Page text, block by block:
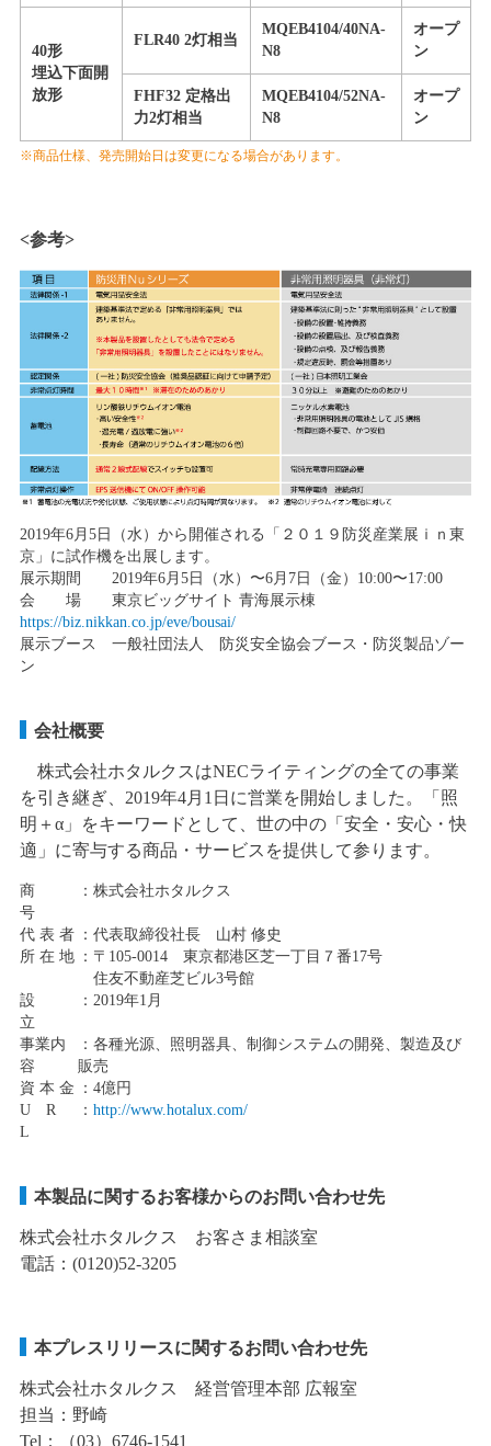
40形
埋込下面開
放形
FLR40 2灯相当
MQEB4104/40NA-
N8
オープ
ン
FHF32 定格出
力2灯相当
MQEB4104/52NA-
N8
オープ
ン
※商品仕様、発売開始日は変更になる場合があります。
<参考>
2019年6月5日（水）から開催される「２０１９防災産業展ｉｎ東
京」に試作機を出展します。
展示期間 2019年6月5日（水）〜6月7日（金）10:00〜17:00
会 場 東京ビッグサイト 青海展示棟
https://biz.nikkan.co.jp/eve/bousai/
展示ブース 一般社団法人 防災安全協会ブース・防災製品ゾー
ン
会社概要
株式会社ホタルクスはNECライティングの全ての事業
を引き継ぎ、2019年4月1日に営業を開始しました。「照
明＋α」をキーワードとして、世の中の「安全・安心・快
適」に寄与する商品・サービスを提供して参ります。
商
号
：株式会社ホタルクス
代 表 者
：代表取締役社長 山村 修史
所 在 地
：〒105-0014 東京都港区芝一丁目７番17号
住友不動産芝ビル3号館
設
立
：2019年1月
事業内
容
：各種光源、照明器具、制御システムの開発、製造及び
販売
資 本 金
：4億円
U R
L
： http://www.hotalux.com/
本製品に関するお客様からのお問い合わせ先
株式会社ホタルクス お客さま相談室
電話：(0120)52-3205
本プレスリリースに関するお問い合わせ先
株式会社ホタルクス 経営管理本部 広報室
担当：野崎
Tel：（03）6746-1541